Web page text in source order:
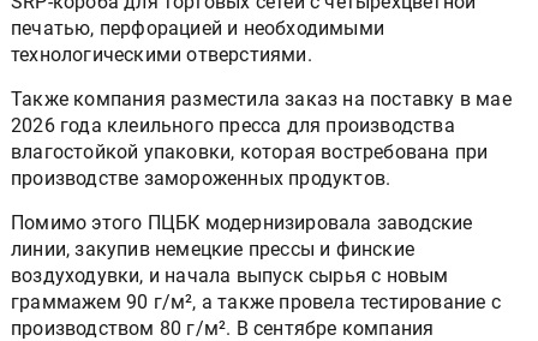
печатью, перфорацией и необходимыми
технологическими отверстиями.
Также компания разместила заказ на поставку в мае
2026 года клеильного пресса для производства
влагостойкой упаковки, которая востребована при
производстве замороженных продуктов.
Помимо этого ПЦБК модернизировала заводские
линии, закупив немецкие прессы и финские
воздуходувки, и начала выпуск сырья с новым
граммажем 90 г/м², а также провела тестирование с
производством 80 г/м². В сентябре компания